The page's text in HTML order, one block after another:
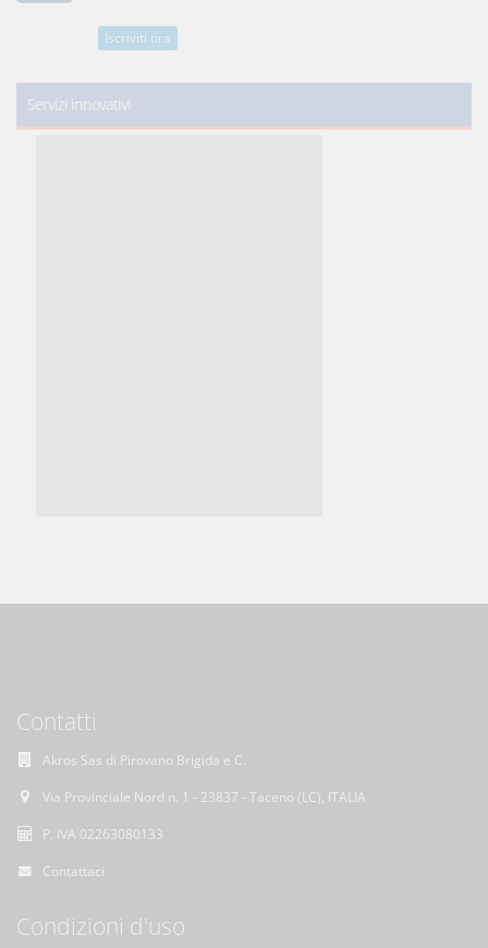
Iscriviti ora
Servizi innovativi
Contatti
Akros Sas di Pirovano Brigida e C.
Via Provinciale Nord n. 1 - 23837 - Taceno (LC), ITALIA
P. IVA 02263080133
Contattaci
Condizioni d'uso